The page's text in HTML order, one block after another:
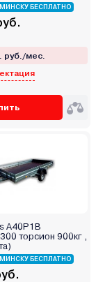
БЕСПЛАТНО
руб./мес.
A40P1B
торсион 900кг ,
БЕСПЛАТНО